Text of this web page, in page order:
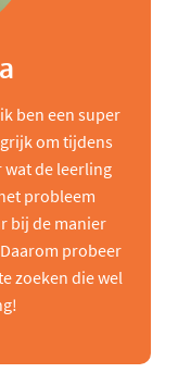
ben een super
om tijdens
de leerling
probleem
bij de manier
probeer
zoeken die wel